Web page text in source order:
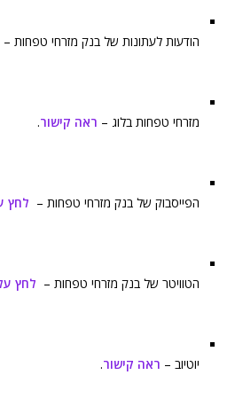
הודעות לעתונות של בנק מזרחי טפחות –
מזרחי טפחות בלוג – ראה קישור.
הפייסבוק של בנק מזרחי טפחות – לחץ
הטוויטר של בנק מזרחי טפחות – לחץ
יוטיוב – ראה קישור.